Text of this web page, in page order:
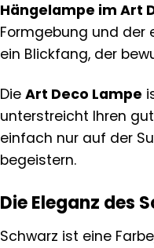
Hängelampe im Art
Formgebung und der
ein Blickfang, der
DieArt Deco Lampe
unterstreicht Ihren
einfach nur auf der
begeistern.
Die Eleganz des
Schwarz ist eine